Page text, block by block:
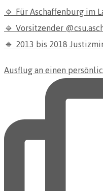
🔹 Für Aschaffenburg im
🔹 Vorsitzender
🔹 2013 bis 2018
Ausflug an einen